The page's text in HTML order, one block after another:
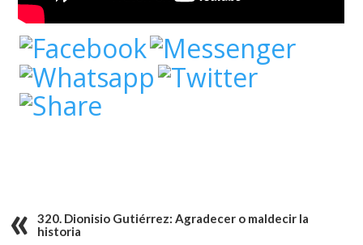
320. Dionisio Gutiérrez: Agradecer o maldecir la
historia